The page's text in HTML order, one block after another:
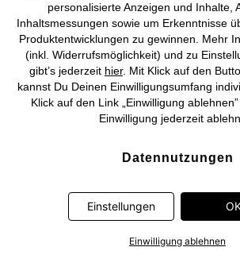
personalisierte Anzeigen und Inhalte,
Inhaltsmessungen sowie um Erkenntnisse
Produktentwicklungen zu gewinnen. Mehr
(inkl. Widerrufsmöglichkeit) und zu
gibt’s jederzeit hier. Mit Klick auf den
kannst Du Deinen Einwilligungsumfang
Klick auf den Link „Einwilligung
Einwilligung jederzeit
Datennutzungen
Endgerät abgerufene Daten
übermittelten pseudonymisierten Daten
Profilbildungen) / zu Zwecken Dritter
Einstellungen
Einwilligung ablehnen